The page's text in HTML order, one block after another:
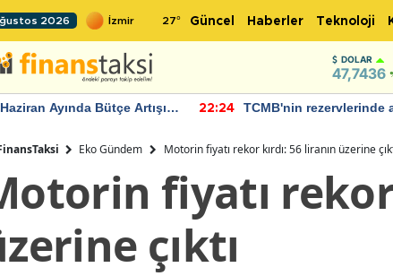
2026 27° Güncel Haberler Teknoloji
DOLAR
47,7436
Ayında Bütçe Artışı
22:24
TCMB'nin rezervlerinde
Eko Gündem Motorin fiyatı rekor kırdı: 56 liranın üzerine
fiyatı rekor
çıktı